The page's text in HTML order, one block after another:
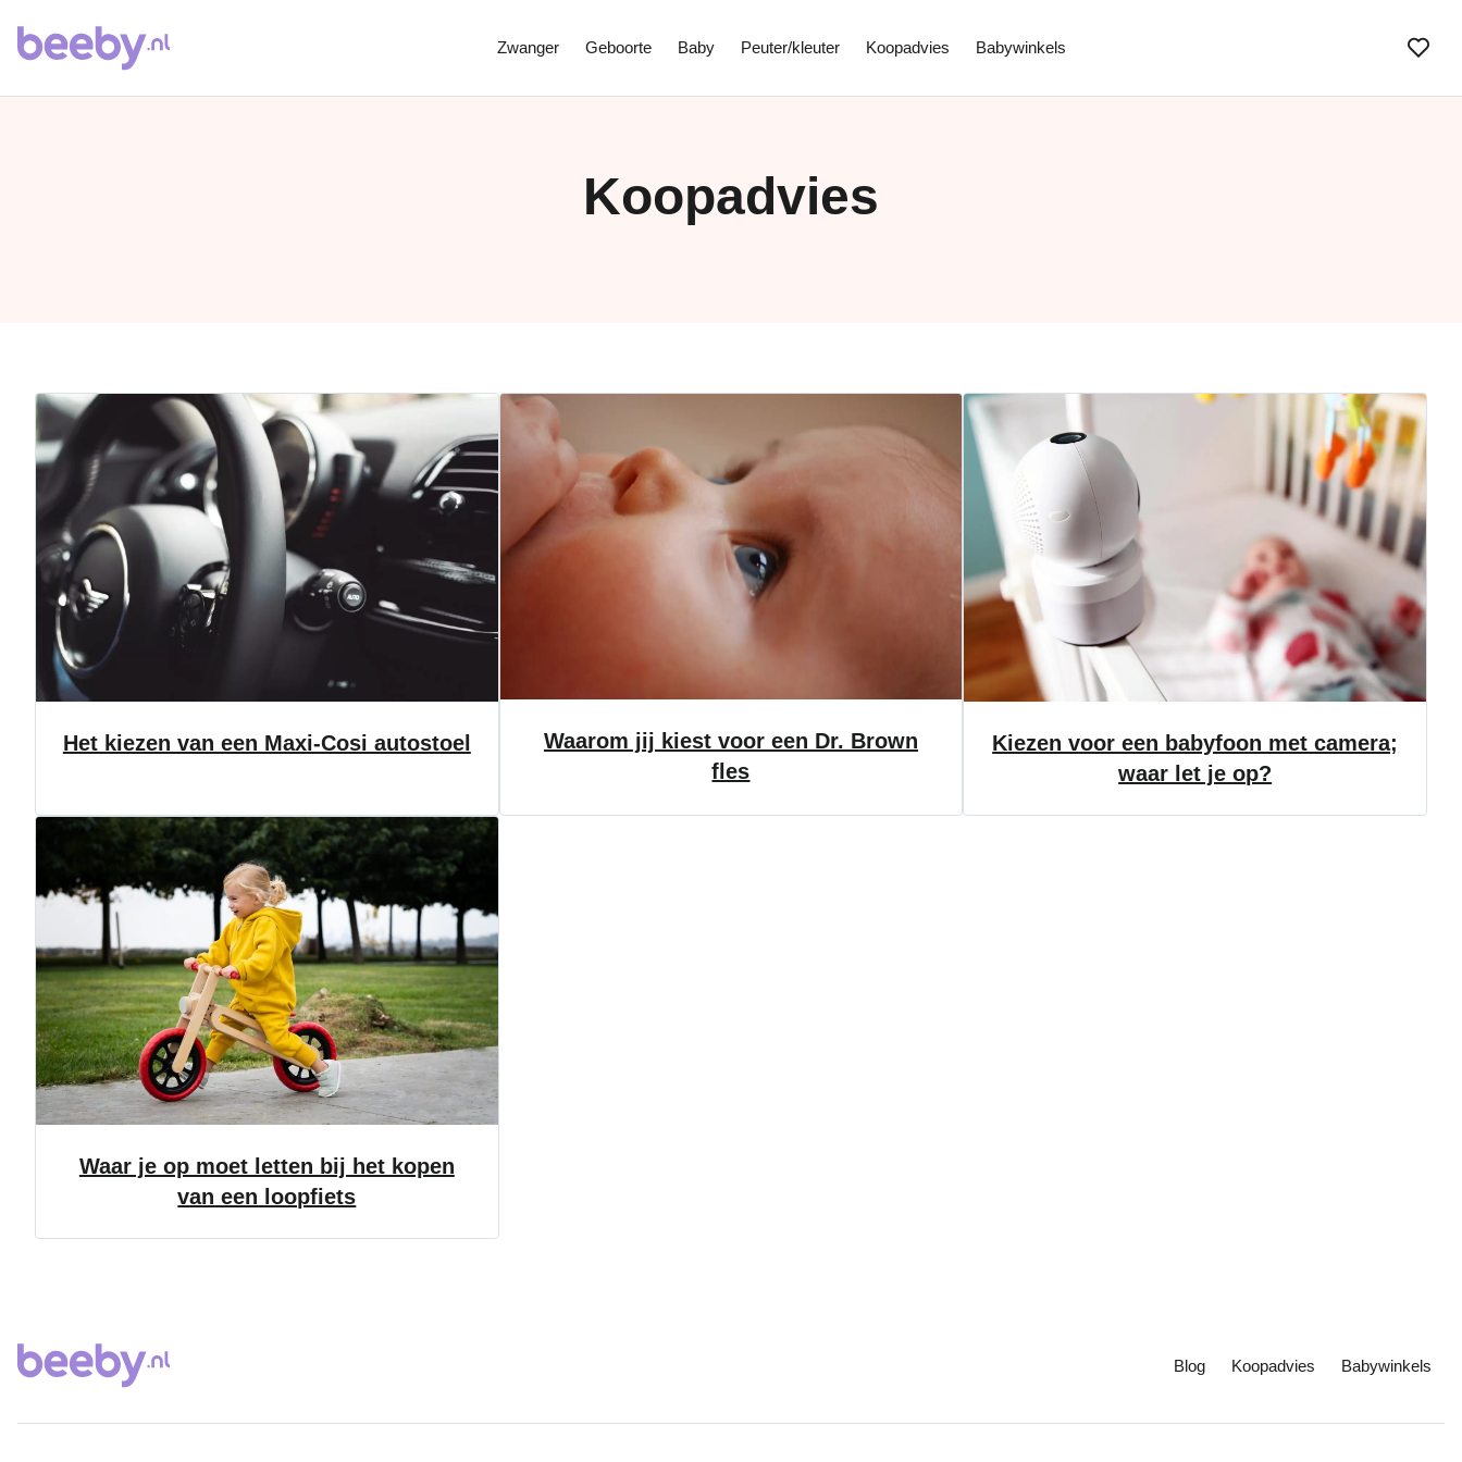
Zwanger Geboorte Baby Peuter/kleuter Koopadvies Babywinkels
Koopadvies
Het kiezen van een Maxi-Cosi autostoel
Waarom jij kiest voor een Dr. Brown
fles
Kiezen voor een babyfoon met camera;
waar let je op?
Waar je op moet letten bij het kopen
van een loopfiets
Blog Koopadvies Babywinkels